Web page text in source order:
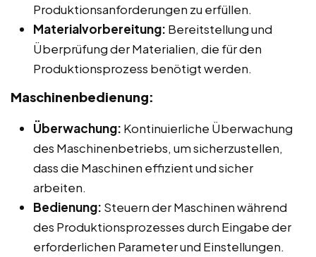
Produktionsanforderungen zu erfüllen.
Materialvorbereitung: Bereitstellung und
Überprüfung der Materialien, die für den
Produktionsprozess benötigt werden.
Maschinenbedienung:
Überwachung: Kontinuierliche Überwachung
des Maschinenbetriebs, um sicherzustellen,
dass die Maschinen effizient und sicher
arbeiten.
Bedienung: Steuern der Maschinen während
des Produktionsprozesses durch Eingabe der
erforderlichen Parameter und Einstellungen.